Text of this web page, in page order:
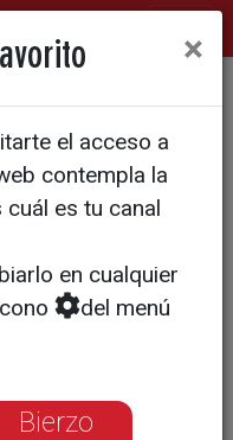
¿Nos
o
leer?
al día en
redes
prescripción
×
el acceso a
contempla la
es tu canal
en cualquier
del menú
Bierzo